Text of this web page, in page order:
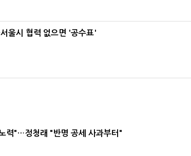
울시 협력 없으면 '공수표'
력"…정청래 "반명 공세 사과부터"